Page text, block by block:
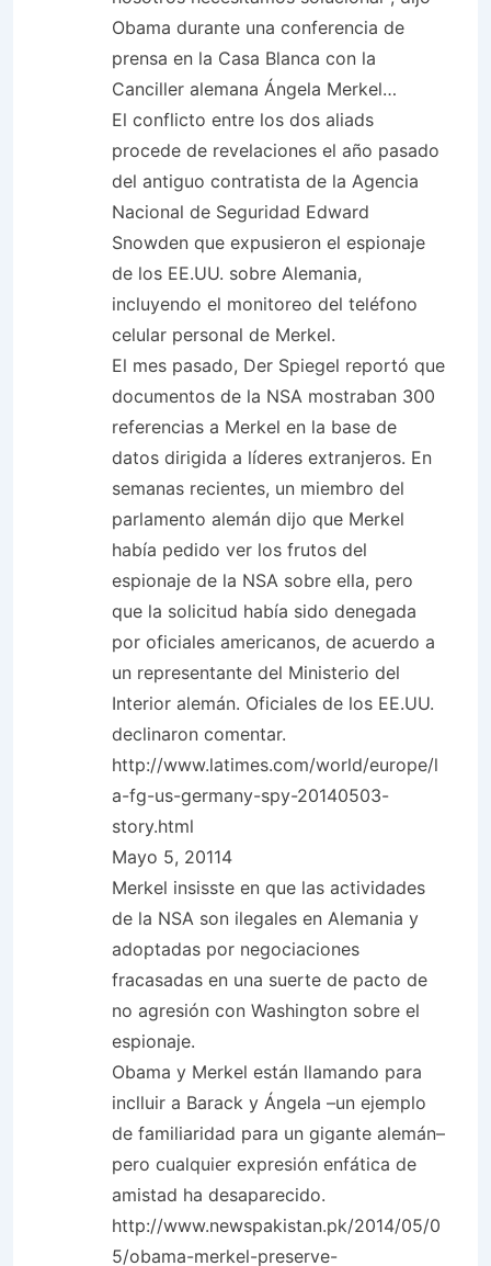
Obama durante una conferencia de
prensa en la Casa Blanca con la
Canciller alemana Ángela Merkel…
El conflicto entre los dos aliads
procede de revelaciones el año pasado
del antiguo contratista de la Agencia
Nacional de Seguridad Edward
Snowden que expusieron el espionaje
de los EE.UU. sobre Alemania,
incluyendo el monitoreo del teléfono
celular personal de Merkel.
El mes pasado, Der Spiegel reportó que
documentos de la NSA mostraban 300
referencias a Merkel en la base de
datos dirigida a líderes extranjeros. En
semanas recientes, un miembro del
parlamento alemán dijo que Merkel
había pedido ver los frutos del
espionaje de la NSA sobre ella, pero
que la solicitud había sido denegada
por oficiales americanos, de acuerdo a
un representante del Ministerio del
Interior alemán. Oficiales de los EE.UU.
declinaron comentar.
http://www.latimes.com/world/europe/l
a-fg-us-germany-spy-20140503-
story.html
Mayo 5, 20114
Merkel insisste en que las actividades
de la NSA son ilegales en Alemania y
adoptadas por negociaciones
fracasadas en una suerte de pacto de
no agresión con Washington sobre el
espionaje.
Obama y Merkel están llamando para
inclluir a Barack y Ángela –un ejemplo
de familiaridad para un gigante alemán–
pero cualquier expresión enfática de
amistad ha desaparecido.
http://www.newspakistan.pk/2014/05/0
5/obama-merkel-preserve-